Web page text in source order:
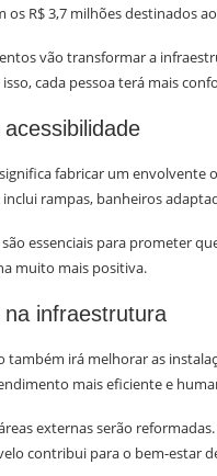
os R$ 3,7 milhões destinados
vão transformar a
cada pessoa terá mais
fabricar um envolvente
rampas, banheiros
são essenciais para prometer
muito mais positiva.
na infraestrutura
também irá melhorar as
mais eficiente e
externas serão
contribui para o bem-estar